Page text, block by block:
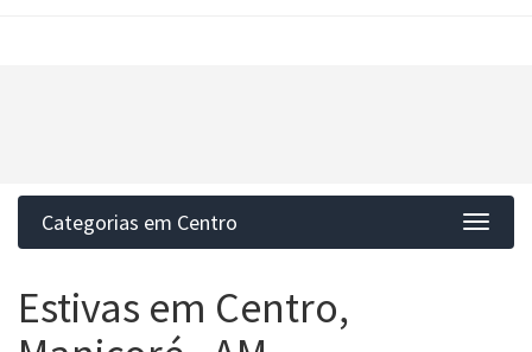
Categorias em Centro
Estivas em Centro,